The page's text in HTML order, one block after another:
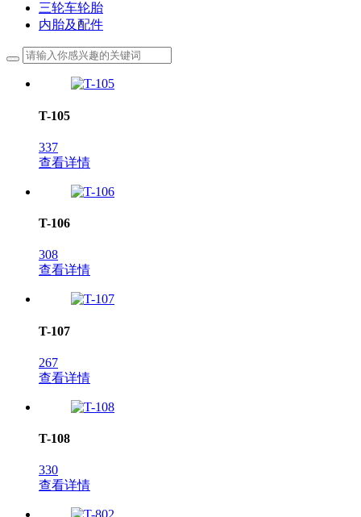
三轮车轮胎
内胎及配件
T-105
337
查看详情
T-106
308
查看详情
T-107
267
查看详情
T-108
330
查看详情